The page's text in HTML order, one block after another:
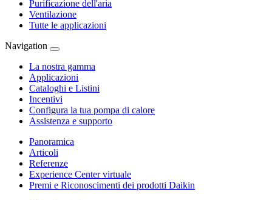
Purificazione dell'aria
Ventilazione
Tutte le applicazioni
Navigation
La nostra gamma
Applicazioni
Cataloghi e Listini
Incentivi
Configura la tua pompa di calore
Assistenza e supporto
Panoramica
Articoli
Referenze
Experience Center virtuale
Premi e Riconoscimenti dei prodotti Daikin